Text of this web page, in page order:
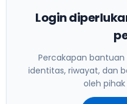
Login
Percakapan
identitas, riwayat, dan
oleh